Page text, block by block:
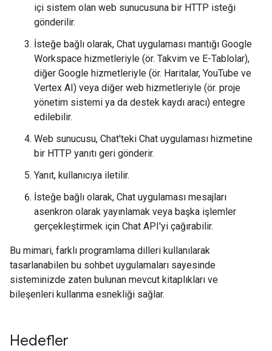
içi sistem olan web sunucusuna bir HTTP isteği
gönderilir.
İsteğe bağlı olarak, Chat uygulaması mantığı Google
Workspace hizmetleriyle (ör. Takvim ve E-Tablolar),
diğer Google hizmetleriyle (ör. Haritalar, YouTube ve
Vertex AI) veya diğer web hizmetleriyle (ör. proje
yönetim sistemi ya da destek kaydı aracı) entegre
edilebilir.
Web sunucusu, Chat'teki Chat uygulaması hizmetine
bir HTTP yanıtı geri gönderir.
Yanıt, kullanıcıya iletilir.
İsteğe bağlı olarak, Chat uygulaması mesajları
asenkron olarak yayınlamak veya başka işlemler
gerçekleştirmek için Chat API'yi çağırabilir.
Bu mimari, farklı programlama dilleri kullanılarak
tasarlanabilen bu sohbet uygulamaları sayesinde
sisteminizde zaten bulunan mevcut kitaplıkları ve
bileşenleri kullanma esnekliği sağlar.
Hedefler